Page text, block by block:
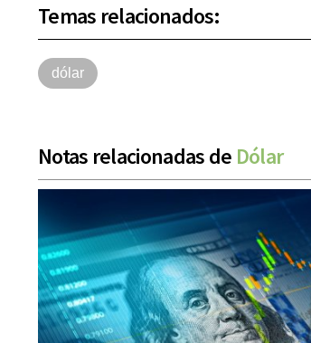
Temas relacionados:
dólar
Notas relacionadas de Dólar